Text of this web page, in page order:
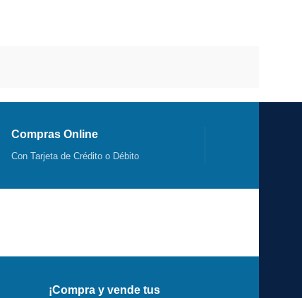
Compras Online
Con Tarjeta de Crédito o Débito
¡Compra y vende tus